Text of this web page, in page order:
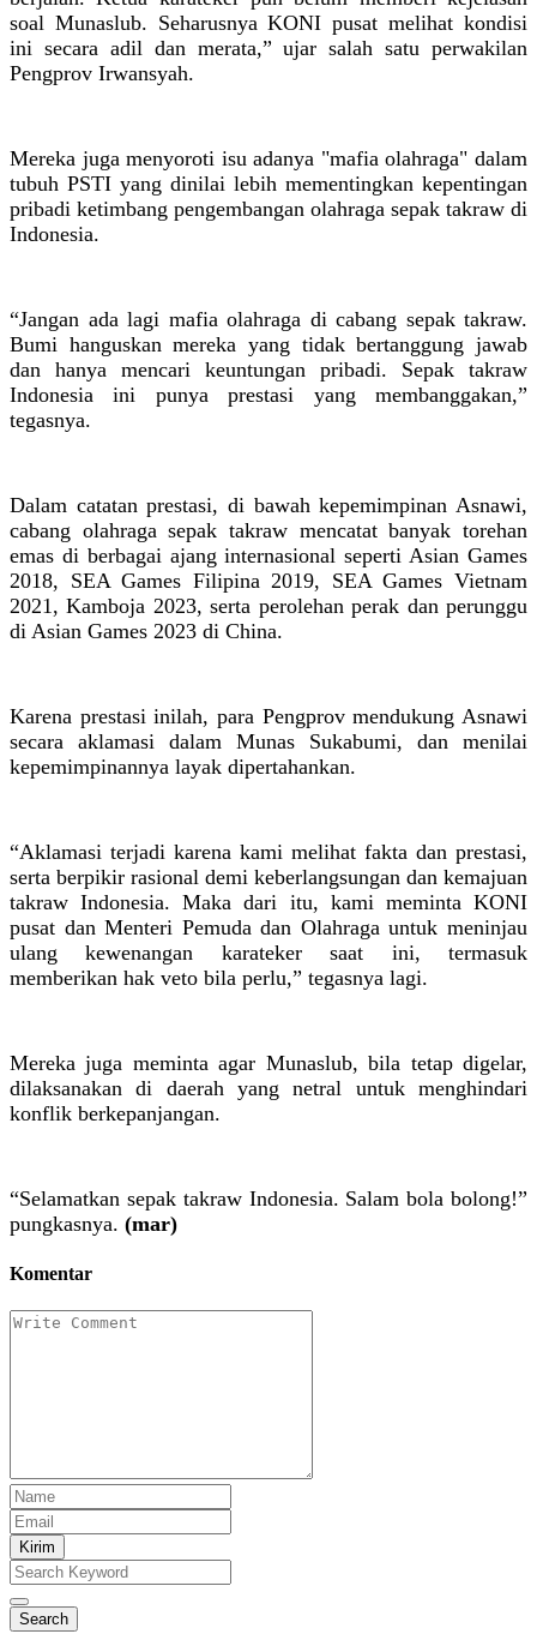
soal Munaslub. Seharusnya KONI pusat melihat kondisi
ini secara adil dan merata,” ujar salah satu perwakilan
Pengprov Irwansyah.
Mereka juga menyoroti isu adanya "mafia olahraga" dalam
tubuh PSTI yang dinilai lebih mementingkan kepentingan
pribadi ketimbang pengembangan olahraga sepak takraw di
Indonesia.
“Jangan ada lagi mafia olahraga di cabang sepak takraw.
Bumi hanguskan mereka yang tidak bertanggung jawab
dan hanya mencari keuntungan pribadi. Sepak takraw
Indonesia ini punya prestasi yang membanggakan,”
tegasnya.
Dalam catatan prestasi, di bawah kepemimpinan Asnawi,
cabang olahraga sepak takraw mencatat banyak torehan
emas di berbagai ajang internasional seperti Asian Games
2018, SEA Games Filipina 2019, SEA Games Vietnam
2021, Kamboja 2023, serta perolehan perak dan perunggu
di Asian Games 2023 di China.
Karena prestasi inilah, para Pengprov mendukung Asnawi
secara aklamasi dalam Munas Sukabumi, dan menilai
kepemimpinannya layak dipertahankan.
“Aklamasi terjadi karena kami melihat fakta dan prestasi,
serta berpikir rasional demi keberlangsungan dan kemajuan
takraw Indonesia. Maka dari itu, kami meminta KONI
pusat dan Menteri Pemuda dan Olahraga untuk meninjau
ulang kewenangan karateker saat ini, termasuk
memberikan hak veto bila perlu,” tegasnya lagi.
Mereka juga meminta agar Munaslub, bila tetap digelar,
dilaksanakan di daerah yang netral untuk menghindari
konflik berkepanjangan.
“Selamatkan sepak takraw Indonesia. Salam bola bolong!”
pungkasnya. (mar)
Komentar
Kirim
Search